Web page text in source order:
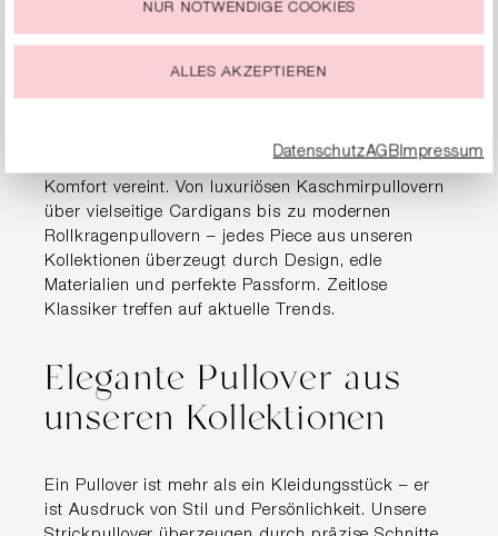
Pullover & Strick für
Damen
Entdecke exquisite Strickmode, die Eleganz mit
Komfort vereint. Von luxuriösen Kaschmirpullovern
über vielseitige Cardigans bis zu modernen
Rollkragenpullovern – jedes Piece aus unseren
Kollektionen überzeugt durch Design, edle
Materialien und perfekte Passform. Zeitlose
Klassiker treffen auf aktuelle Trends.
Elegante Pullover aus
unseren Kollektionen
Ein Pullover ist mehr als ein Kleidungsstück – er
ist Ausdruck von Stil und Persönlichkeit. Unsere
jeder Zeit ändern oder widerrufen.
NUR NOTWENDIGE COOKIES
ALLES AKZEPTIEREN
DatenschutzAGBImpressum